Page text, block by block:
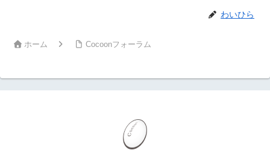
わいひら
ホーム Cocoonフォーラム